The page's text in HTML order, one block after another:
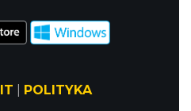
POLITYKA